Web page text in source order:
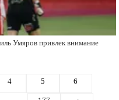
Умяров привлек внимание
4 5 6
...